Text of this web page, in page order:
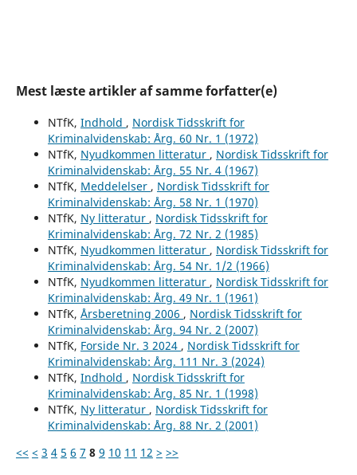
Mest læste artikler af samme forfatter(e)
NTfK, Indhold , Nordisk Tidsskrift for
Kriminalvidenskab: Årg. 60 Nr. 1 (1972)
NTfK, Nyudkommen litteratur , Nordisk Tidsskrift for
Kriminalvidenskab: Årg. 55 Nr. 4 (1967)
NTfK, Meddelelser , Nordisk Tidsskrift for
Kriminalvidenskab: Årg. 58 Nr. 1 (1970)
NTfK, Ny litteratur , Nordisk Tidsskrift for
Kriminalvidenskab: Årg. 72 Nr. 2 (1985)
NTfK, Nyudkommen litteratur , Nordisk Tidsskrift for
Kriminalvidenskab: Årg. 54 Nr. 1/2 (1966)
NTfK, Nyudkommen litteratur , Nordisk Tidsskrift for
Kriminalvidenskab: Årg. 49 Nr. 1 (1961)
NTfK, Årsberetning 2006 , Nordisk Tidsskrift for
Kriminalvidenskab: Årg. 94 Nr. 2 (2007)
NTfK, Forside Nr. 3 2024 , Nordisk Tidsskrift for
Kriminalvidenskab: Årg. 111 Nr. 3 (2024)
NTfK, Indhold , Nordisk Tidsskrift for
Kriminalvidenskab: Årg. 85 Nr. 1 (1998)
NTfK, Ny litteratur , Nordisk Tidsskrift for
Kriminalvidenskab: Årg. 88 Nr. 2 (2001)
<< < 3 4 5 6 7 8 9 10 11 12 > >>